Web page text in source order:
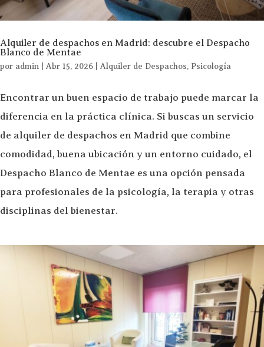
Alquiler de despachos en Madrid: descubre el Despacho
Blanco de Mentae
por admin Abr 15, 2026 Alquiler de Despachos, Psicología
Encontrar un buen espacio de trabajo puede marcar la
diferencia en la práctica clínica. Si buscas un servicio
de alquiler de despachos en Madrid que combine
comodidad, buena ubicación y un entorno cuidado, el
Despacho Blanco de Mentae es una opción pensada
para profesionales de la psicología, la terapia y otras
disciplinas del bienestar.